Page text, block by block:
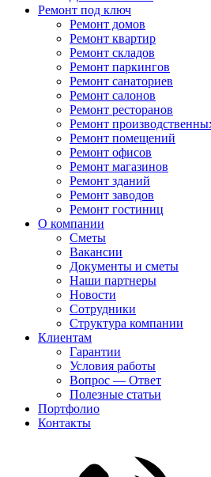
Ремонт под ключ
Ремонт домов
Ремонт квартир
Ремонт складов
Ремонт паркингов
Ремонт санаториев
Ремонт салонов
Ремонт ресторанов
Ремонт
Ремонт помещений
Ремонт офисов
Ремонт магазинов
Ремонт зданий
Ремонт заводов
Ремонт гостиниц
О компании
Сметы
Вакансии
Документы и сметы
Наши партнеры
Новости
Сотрудники
Структура компании
Клиентам
Гарантии
Условия работы
Вопрос — Ответ
Полезные статьи
Портфолио
Контакты